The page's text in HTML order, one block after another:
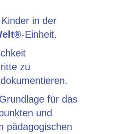
in der
-Einheit.
zu
für das
und
pädagogischen